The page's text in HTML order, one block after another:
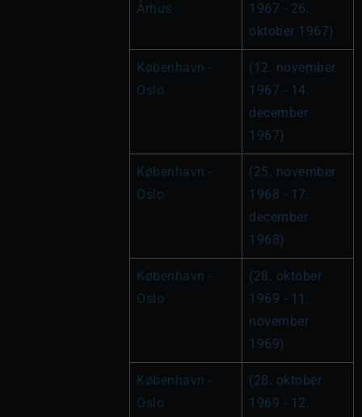
Århus
1967 - 26.
oktober 1967)
København -
Oslo
(12. november
1967 - 14.
december
1967)
København -
Oslo
(25. november
1968 - 17.
december
1968)
København -
Oslo
(28. oktober
1969 - 11.
november
1969)
København -
Oslo
(28. oktober
1969 - 12.